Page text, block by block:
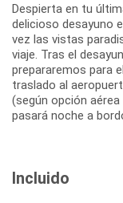
Despierta en tu
delicioso desayuno
vez las vistas
viaje. Tras el
prepararemos para
traslado al
(según opción
pasará noche a
Incluido